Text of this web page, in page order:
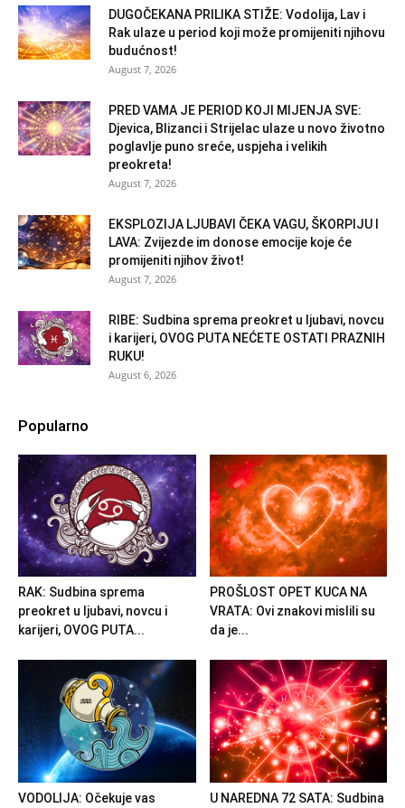
DUGOČEKANA PRILIKA STIŽE: Vodolija, Lav i
Rak ulaze u period koji može promijeniti njihovu
budućnost!
August 7, 2026
PRED VAMA JE PERIOD KOJI MIJENJA SVE:
Djevica, Blizanci i Strijelac ulaze u novo životno
poglavlje puno sreće, uspjeha i velikih
preokreta!
August 7, 2026
EKSPLOZIJA LJUBAVI ČEKA VAGU, ŠKORPIJU I
LAVA: Zvijezde im donose emocije koje će
promijeniti njihov život!
August 7, 2026
RIBE: Sudbina sprema preokret u ljubavi, novcu
i karijeri, OVOG PUTA NEĆETE OSTATI PRAZNIH
RUKU!
August 6, 2026
Popularno
RAK: Sudbina sprema
preokret u ljubavi, novcu i
karijeri, OVOG PUTA...
PROŠLOST OPET KUCA NA
VRATA: Ovi znakovi mislili su
da je...
VODOLIJA: Očekuje vas
U NAREDNA 72 SATA: Sudbina